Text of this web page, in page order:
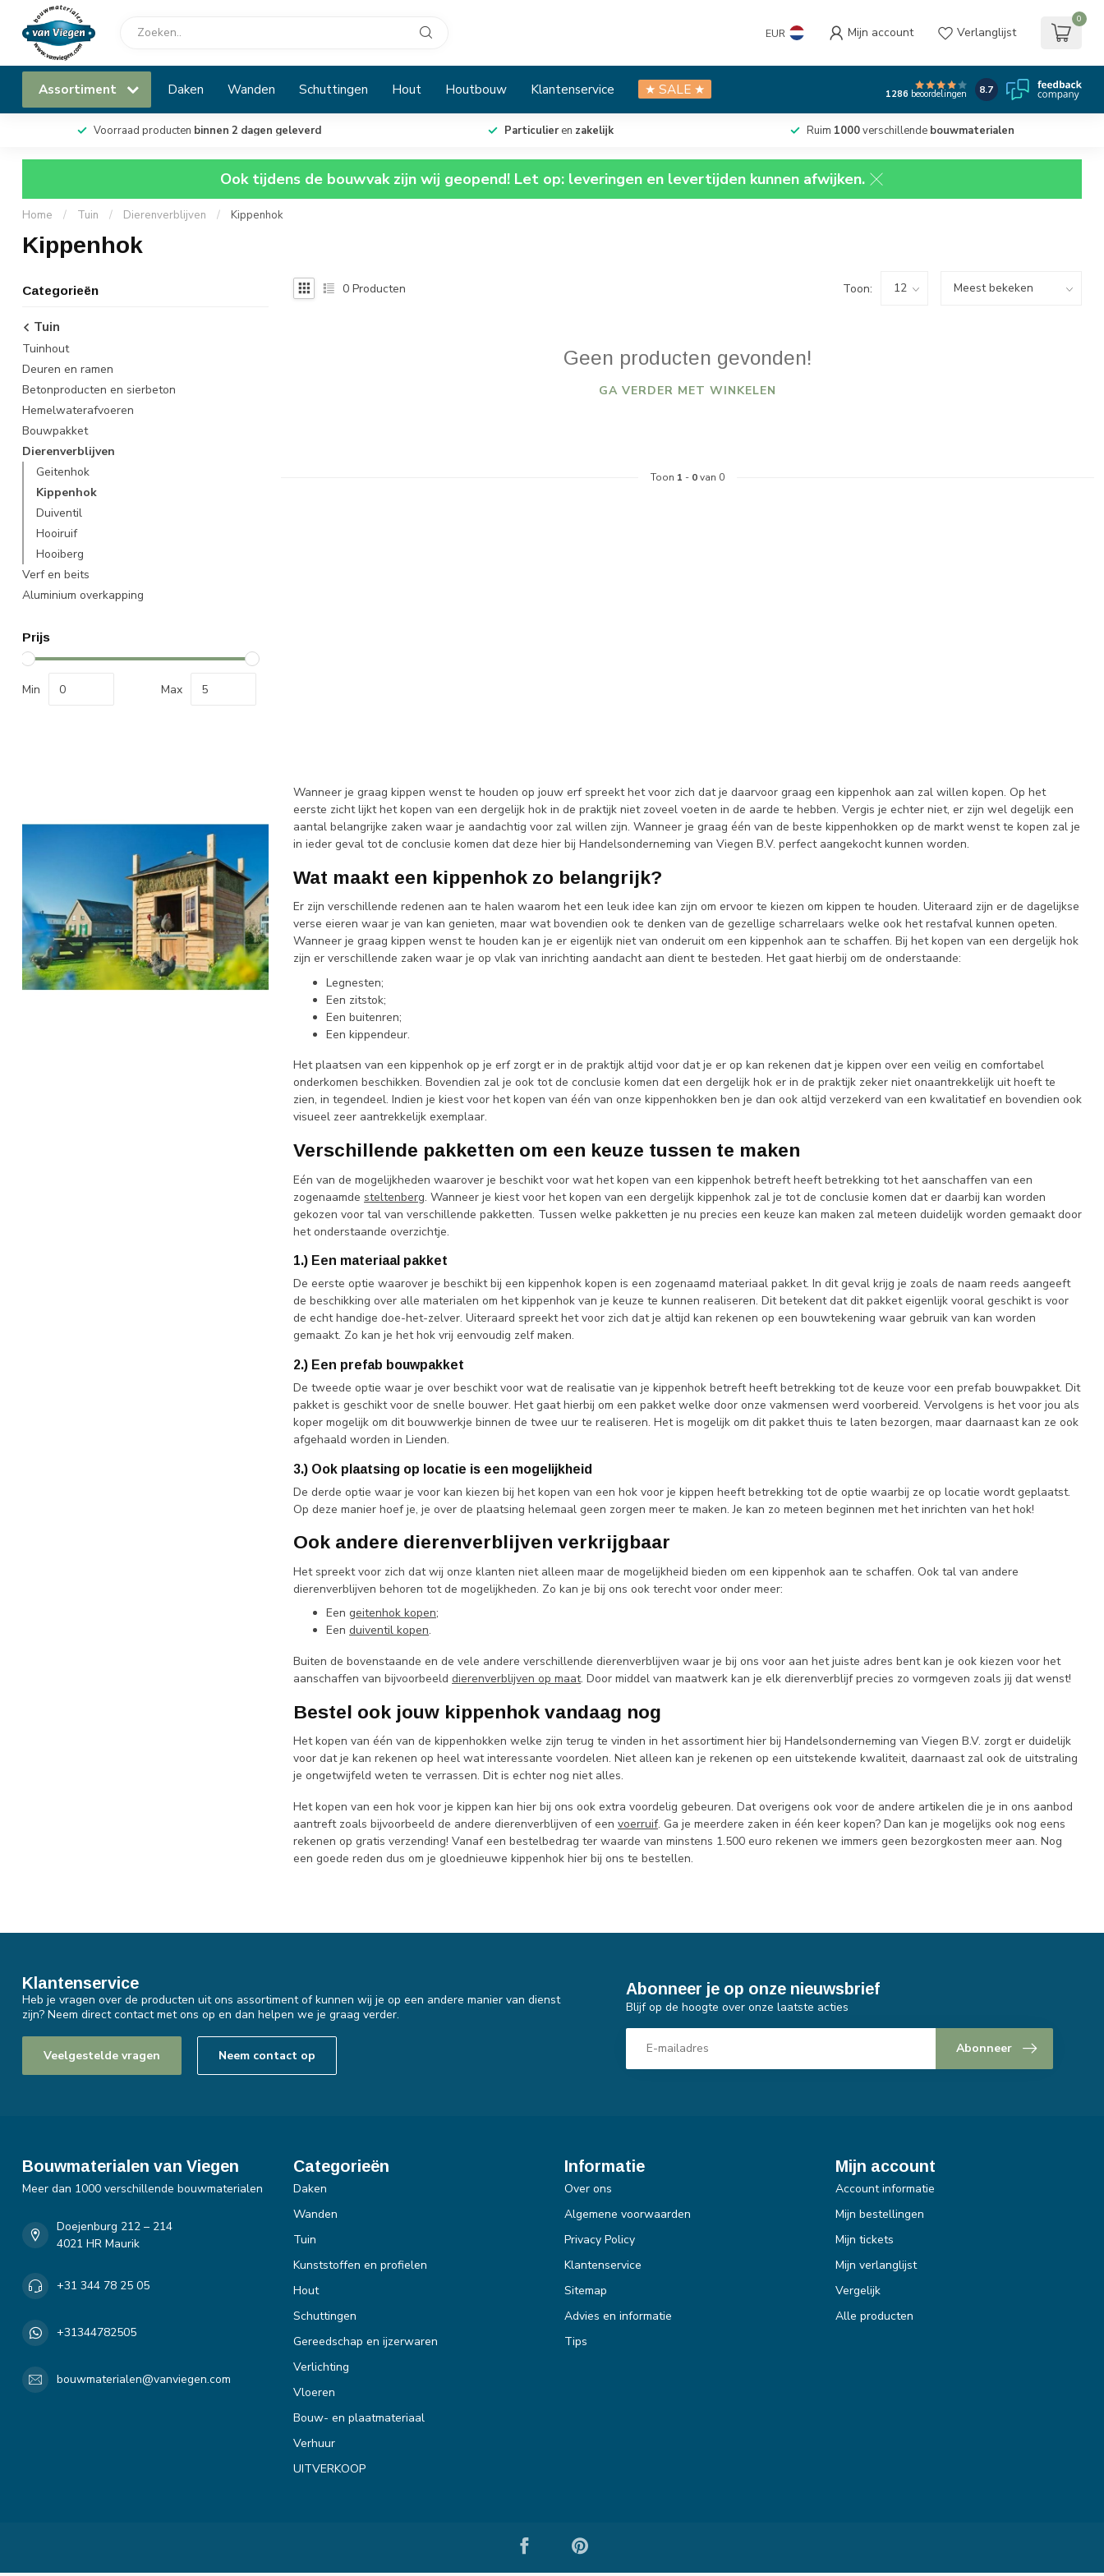
EUR Mijn account Verlanglijst
0
Assortiment Daken Wanden Schuttingen Hout Houtbouw Klantenservice ★ SALE ★ 1286 beoordelingen 8.7
Voorraad producten binnen 2 dagen geleverd Particulieren zakelijk Ruim 1000verschillende bouwmaterialen
Ook tijdens de bouwvak zijn wij geopend! Let op: leveringen en levertijden kunnen afwijken.
Home / Tuin / Dierenverblijven / Kippenhok
Kippenhok
Categorieën
Tuin
Tuinhout
Deuren en ramen
Betonproducten en sierbeton
Hemelwaterafvoeren
Bouwpakket
Dierenverblijven
Geitenhok
Kippenhok
Duiventil
Hooiruif
Hooiberg
Verf en beits
Aluminium overkapping
Prijs
Min Max
0 Producten Toon:
Geen producten gevonden!
GA VERDER MET WINKELEN
Toon 1 - 0van 0
Wanneer je graag kippen wenst te houden op jouw erf spreekt het voor zich dat je daarvoor graag een kippenhok aan zal willen kopen. Op het
eerste zicht lijkt het kopen van een dergelijk hok in de praktijk niet zoveel voeten in de aarde te hebben. Vergis je echter niet, er zijn wel degelijk een
aantal belangrijke zaken waar je aandachtig voor zal willen zijn. Wanneer je graag één van de beste kippenhokken op de markt wenst te kopen zal je
in ieder geval tot de conclusie komen dat deze hier bij Handelsonderneming van Viegen B.V. perfect aangekocht kunnen worden.
Wat maakt een kippenhok zo belangrijk?
Er zijn verschillende redenen aan te halen waarom het een leuk idee kan zijn om ervoor te kiezen om kippen te houden. Uiteraard zijn er de dagelijkse
verse eieren waar je van kan genieten, maar wat bovendien ook te denken van de gezellige scharrelaars welke ook het restafval kunnen opeten.
Wanneer je graag kippen wenst te houden kan je er eigenlijk niet van onderuit om een kippenhok aan te schaffen. Bij het kopen van een dergelijk hok
zijn er verschillende zaken waar je op vlak van inrichting aandacht aan dient te besteden. Het gaat hierbij om de onderstaande:
Legnesten;
Een zitstok;
Een buitenren;
Een kippendeur.
Het plaatsen van een kippenhok op je erf zorgt er in de praktijk altijd voor dat je er op kan rekenen dat je kippen over een veilig en comfortabel
onderkomen beschikken. Bovendien zal je ook tot de conclusie komen dat een dergelijk hok er in de praktijk zeker niet onaantrekkelijk uit hoeft te
zien, in tegendeel. Indien je kiest voor het kopen van één van onze kippenhokken ben je dan ook altijd verzekerd van een kwalitatief en bovendien ook
visueel zeer aantrekkelijk exemplaar.
Verschillende pakketten om een keuze tussen te maken
Eén van de mogelijkheden waarover je beschikt voor wat het kopen van een kippenhok betreft heeft betrekking tot het aanschaffen van een
zogenaamde steltenberg. Wanneer je kiest voor het kopen van een dergelijk kippenhok zal je tot de conclusie komen dat er daarbij kan worden
gekozen voor tal van verschillende pakketten. Tussen welke pakketten je nu precies een keuze kan maken zal meteen duidelijk worden gemaakt door
het onderstaande overzichtje.
1.) Een materiaal pakket
De eerste optie waarover je beschikt bij een kippenhok kopen is een zogenaamd materiaal pakket. In dit geval krijg je zoals de naam reeds aangeeft
de beschikking over alle materialen om het kippenhok van je keuze te kunnen realiseren. Dit betekent dat dit pakket eigenlijk vooral geschikt is voor
de echt handige doe-het-zelver. Uiteraard spreekt het voor zich dat je altijd kan rekenen op een bouwtekening waar gebruik van kan worden
gemaakt. Zo kan je het hok vrij eenvoudig zelf maken.
2.) Een prefab bouwpakket
De tweede optie waar je over beschikt voor wat de realisatie van je kippenhok betreft heeft betrekking tot de keuze voor een prefab bouwpakket. Dit
pakket is geschikt voor de snelle bouwer. Het gaat hierbij om een pakket welke door onze vakmensen werd voorbereid. Vervolgens is het voor jou als
koper mogelijk om dit bouwwerkje binnen de twee uur te realiseren. Het is mogelijk om dit pakket thuis te laten bezorgen, maar daarnaast kan ze ook
afgehaald worden in Lienden.
3.) Ook plaatsing op locatie is een mogelijkheid
De derde optie waar je voor kan kiezen bij het kopen van een hok voor je kippen heeft betrekking tot de optie waarbij ze op locatie wordt geplaatst.
Op deze manier hoef je, je over de plaatsing helemaal geen zorgen meer te maken. Je kan zo meteen beginnen met het inrichten van het hok!
Ook andere dierenverblijven verkrijgbaar
Het spreekt voor zich dat wij onze klanten niet alleen maar de mogelijkheid bieden om een kippenhok aan te schaffen. Ook tal van andere
dierenverblijven behoren tot de mogelijkheden. Zo kan je bij ons ook terecht voor onder meer:
Een geitenhok kopen;
Een duiventil kopen.
Buiten de bovenstaande en de vele andere verschillende dierenverblijven waar je bij ons voor aan het juiste adres bent kan je ook kiezen voor het
aanschaffen van bijvoorbeeld dierenverblijven op maat. Door middel van maatwerk kan je elk dierenverblijf precies zo vormgeven zoals jij dat wenst!
Bestel ook jouw kippenhok vandaag nog
Het kopen van één van de kippenhokken welke zijn terug te vinden in het assortiment hier bij Handelsonderneming van Viegen B.V. zorgt er duidelijk
voor dat je kan rekenen op heel wat interessante voordelen. Niet alleen kan je rekenen op een uitstekende kwaliteit, daarnaast zal ook de uitstraling
je ongetwijfeld weten te verrassen. Dit is echter nog niet alles.
Het kopen van een hok voor je kippen kan hier bij ons ook extra voordelig gebeuren. Dat overigens ook voor de andere artikelen die je in ons aanbod
aantreft zoals bijvoorbeeld de andere dierenverblijven of een voerruif. Ga je meerdere zaken in één keer kopen? Dan kan je mogelijks ook nog eens
rekenen op gratis verzending! Vanaf een bestelbedrag ter waarde van minstens 1.500 euro rekenen we immers geen bezorgkosten meer aan. Nog
een goede reden dus om je gloednieuwe kippenhok hier bij ons te bestellen.
Klantenservice
Heb je vragen over de producten uit ons assortiment of kunnen wij je op een andere manier van dienst
zijn? Neem direct contact met ons op en dan helpen we je graag verder.
Veelgestelde vragen Neem contact op
Abonneer je op onze nieuwsbrief
Blijf op de hoogte over onze laatste acties
Abonneer
Bouwmaterialen van Viegen
Meer dan 1000 verschillende bouwmaterialen
Doejenburg 212 – 214
4021 HR Maurik
+31 344 78 25 05
+31344782505
bouwmaterialen@vanviegen.com
Categorieën
Daken
Wanden
Tuin
Kunststoffen en profielen
Hout
Schuttingen
Gereedschap en ijzerwaren
Verlichting
Vloeren
Bouw- en plaatmateriaal
Verhuur
UITVERKOOP
Informatie
Over ons
Algemene voorwaarden
Privacy Policy
Klantenservice
Sitemap
Advies en informatie
Tips
Mijn account
Account informatie
Mijn bestellingen
Mijn tickets
Mijn verlanglijst
Vergelijk
Alle producten